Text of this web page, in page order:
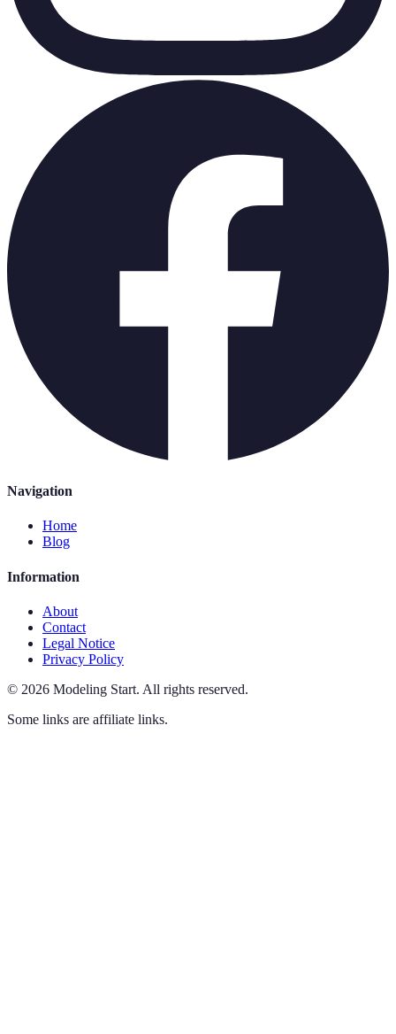
Navigation
Home
Blog
Information
About
Contact
Legal Notice
Privacy Policy
© 2026 Modeling Start. All rights reserved.
Some links are affiliate links.